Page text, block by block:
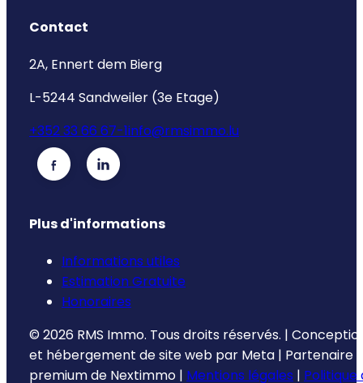
Contact
2A, Ennert dem Bierg
L-5244 Sandweiler (3e Etage)
+352 33 66 67-1info@rmsimmo.lu
Plus d'informations
Informations utiles
Estimation Gratuite
Honoraires
© 2026 RMS Immo. Tous droits réservés. |
et hébergement de site web par Meta | Partenaire
premium de Nextimmo | Mentions légales | Politique